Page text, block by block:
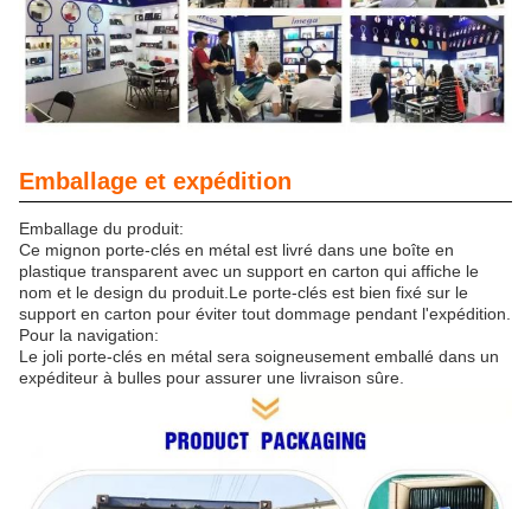
Emballage et expédition
Emballage du produit:
Ce mignon porte-clés en métal est livré dans une boîte en
plastique transparent avec un support en carton qui affiche le
nom et le design du produit.Le porte-clés est bien fixé sur le
support en carton pour éviter tout dommage pendant l'expédition.
Pour la navigation:
Le joli porte-clés en métal sera soigneusement emballé dans un
expéditeur à bulles pour assurer une livraison sûre.